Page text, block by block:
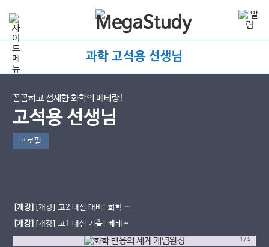
과학 고석용 선생님
꼼꼼하고 섬세한 화학의 베테랑!
고석용 선생님
프로필
[개강] [개강] 고2 내신 대비! 화학 반
응의 세계 베테랑의 개념완성 (진로선
택)
[개강] [개강] 고1 내신 기출! 베테랑
의 완자 기출PICK 통합과학2(문제풀
1 /5